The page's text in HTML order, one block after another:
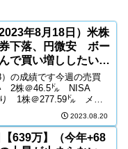
年8月18日）米株
下落、円微安 ボー
で買い増ししたい
想】 資産-18万円
の成績です今週の売買
2株＠46.5㌦ NISA
り 1株＠277.59㌦ メイ
＠239.3㌦ ＋38㌦2023.08.20
639万】（今年+68